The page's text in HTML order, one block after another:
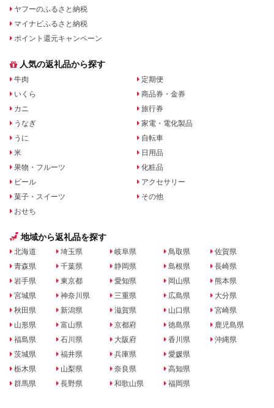
ヤフーのふるさと納税
マイナビふるさと納税
ポイント還元キャンペーン
人気の返礼品から探す
牛肉
いくら
カニ
うなぎ
うに
米
果物・フルーツ
ビール
菓子・スイーツ
おせち
定期便
商品券・金券
旅行券
家電・電化製品
自転車
日用品
化粧品
アクセサリー
その他
地域から返礼品を探す
北海道
青森県
岩手県
宮城県
秋田県
山形県
福島県
茨城県
栃木県
群馬県
埼玉県
千葉県
東京都
神奈川県
新潟県
富山県
石川県
福井県
山梨県
長野県
岐阜県
静岡県
愛知県
三重県
滋賀県
京都府
大阪府
兵庫県
奈良県
和歌山県
鳥取県
島根県
岡山県
広島県
山口県
徳島県
香川県
愛媛県
高知県
福岡県
佐賀県
長崎県
熊本県
大分県
宮崎県
鹿児島県
沖縄県